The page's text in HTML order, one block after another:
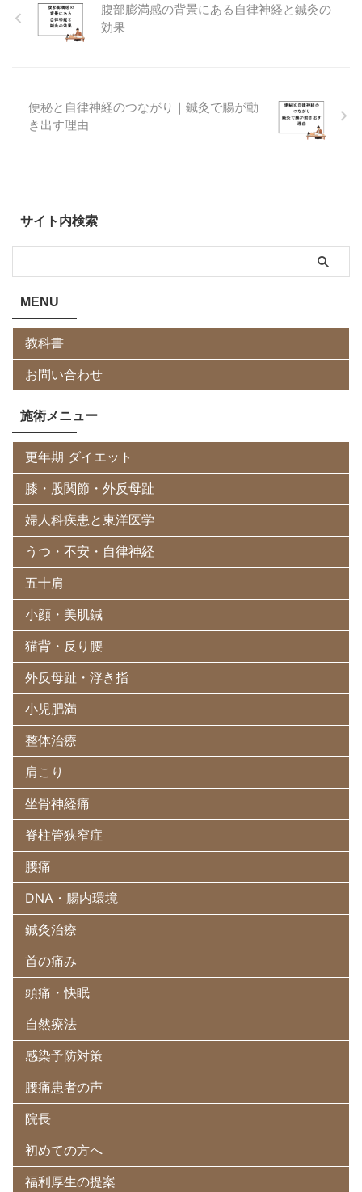
腹部膨満感の背景にある自律神経と鍼灸の
効果
便秘と自律神経のつながり｜鍼灸で腸が動
き出す理由
サイト内検索
MENU
教科書
お問い合わせ
施術メニュー
更年期 ダイエット
膝・股関節・外反母趾
婦人科疾患と東洋医学
うつ・不安・自律神経
五十肩
小顔・美肌鍼
猫背・反り腰
外反母趾・浮き指
小児肥満
整体治療
肩こり
坐骨神経痛
脊柱管狭窄症
腰痛
DNA・腸内環境
鍼灸治療
首の痛み
頭痛・快眠
自然療法
感染予防対策
腰痛患者の声
院長
初めての方へ
福利厚生の提案